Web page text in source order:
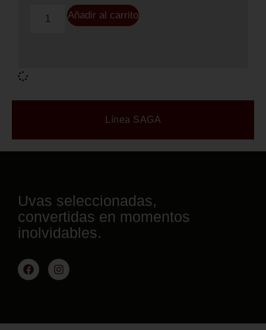
Línea SAGA
Añadir al carrito
Uvas seleccionadas,
convertidas en momentos
inolvidables.